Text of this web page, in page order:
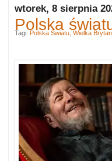
wtorek, 8 sierpnia
Polska
Tagi: Polska Światu Wielka